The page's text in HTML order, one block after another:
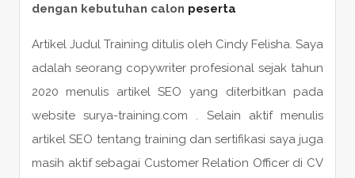
dengan kebutuhan calon peserta
Artikel Judul Training ditulis oleh Cindy Felisha. Saya
adalah seorang copywriter profesional sejak tahun
2020 menulis artikel SEO yang diterbitkan pada
website surya-training.com . Selain aktif menulis
artikel SEO tentang training dan sertifikasi saya juga
masih aktif sebagai Customer Relation Officer di CV